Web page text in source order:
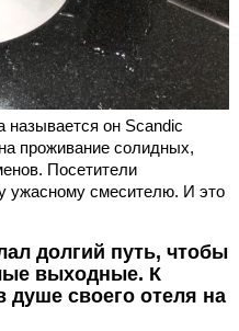
называется он Scandic
проживание солидных,
Посетители
ужасному смесителю. И это
долгий путь, чтобы
выходные. К
душе своего отеля на